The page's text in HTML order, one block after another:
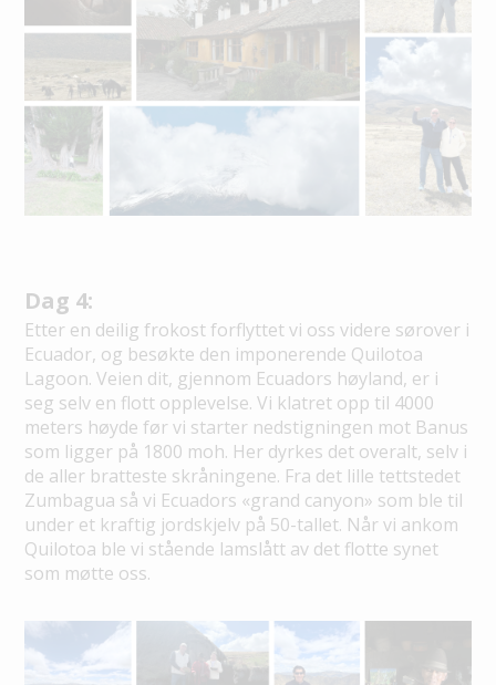
Dag 4:
Etter en deilig frokost forflyttet vi oss videre sørover i
Ecuador, og besøkte den imponerende Quilotoa
Lagoon. Veien dit, gjennom Ecuadors høyland, er i
seg selv en flott opplevelse. Vi klatret opp til 4000
meters høyde før vi starter nedstigningen mot Banus
som ligger på 1800 moh. Her dyrkes det overalt, selv i
de aller bratteste skråningene. Fra det lille tettstedet
Zumbagua så vi Ecuadors «grand canyon» som ble til
under et kraftig jordskjelv på 50-tallet. Når vi ankom
Quilotoa ble vi stående lamslått av det flotte synet
som møtte oss.